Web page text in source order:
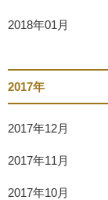
2018年01月
2017年
2017年12月
2017年11月
2017年10月